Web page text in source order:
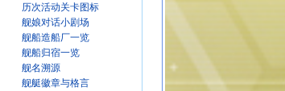
历次活动关卡图标
舰娘对话小剧场
舰船造船厂一览
舰船归宿一览
舰名溯源
舰艇徽章与格言